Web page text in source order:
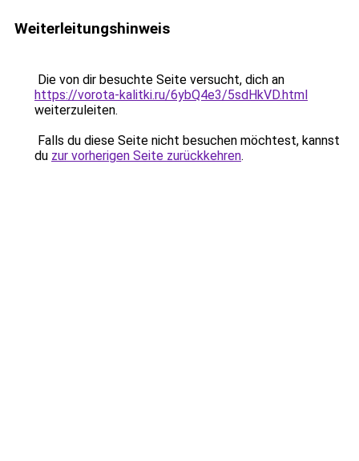
Weiterleitungshinweis
Die von dir besuchte Seite versucht, dich an
https://vorota-kalitki.ru/6ybQ4e3/5sdHkVD.html
weiterzuleiten.
Falls du diese Seite nicht besuchen möchtest, kannst
du zur vorherigen Seite zurückkehren.